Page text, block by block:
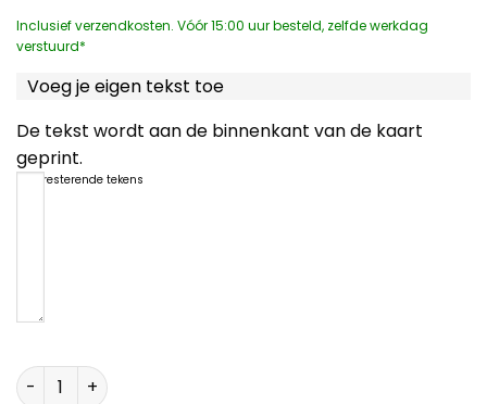
Inclusief verzendkosten. Vóór 15:00 uur besteld, zelfde werkdag
verstuurd*
Voeg je eigen tekst toe
De tekst wordt aan de binnenkant van de kaart
geprint.
resterende tekens
Sterkte met dit grote verlies aantal